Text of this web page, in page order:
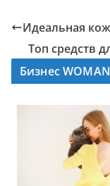
Идеальная
Топ средств
Бизнес WOMAN